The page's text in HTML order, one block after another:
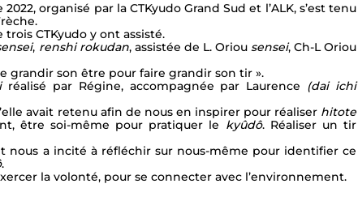
organisé par la CTKyudo Grand Sud et l’ALK, s’est tenu
CTKyudo y ont assisté.
, renshi rokudan, assistée de L. Oriou sensei
grandir son être pour faire grandir son tir ».
réalisé par Régine, accompagnée par Laurence (dai ichi
avait retenu afin de nous en inspirer pour réaliser hitote
être soi-même pour pratiquer le kyûdô. Réaliser un tir
a incité à réfléchir sur nous-même pour identifier ce
.
la volonté, pour se connecter avec l’environnement.